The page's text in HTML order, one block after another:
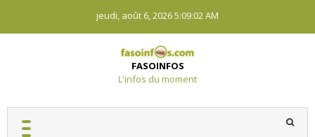
content
jeudi, août 6, 20265:09:03 AM
FASOINFOS
L'infos du moment